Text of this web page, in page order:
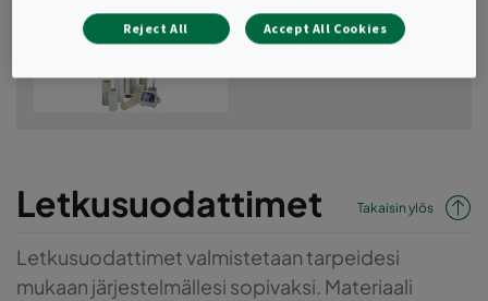
Letkusuodattimet
Letkusuodattimet Takaisin ylös
Letkusuodattimet valmistetaan tarpeidesi
mukaan järjestelmällesi sopivaksi. Materiaali
Reject All Accept All Cookies